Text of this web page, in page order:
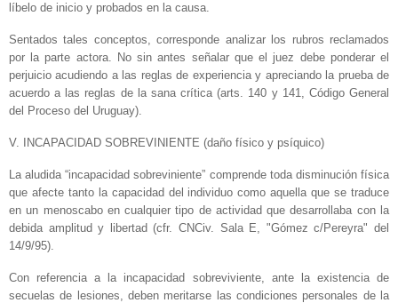
líbelo de inicio y probados en la causa.
Sentados tales conceptos, corresponde analizar los rubros reclamados
por la parte actora. No sin antes señalar que el juez debe ponderar el
perjuicio acudiendo a las reglas de experiencia y apreciando la prueba de
acuerdo a las reglas de la sana crítica (arts. 140 y 141, Código General
del Proceso del Uruguay).
V. INCAPACIDAD SOBREVINIENTE (daño físico y psíquico)
La aludida “incapacidad sobreviniente” comprende toda disminución física
que afecte tanto la capacidad del individuo como aquella que se traduce
en un menoscabo en cualquier tipo de actividad que desarrollaba con la
debida amplitud y libertad (cfr. CNCiv. Sala E, "Gómez c/Pereyra" del
14/9/95).
Con referencia a la incapacidad sobreviviente, ante la existencia de
secuelas de lesiones, deben meritarse las condiciones personales de la